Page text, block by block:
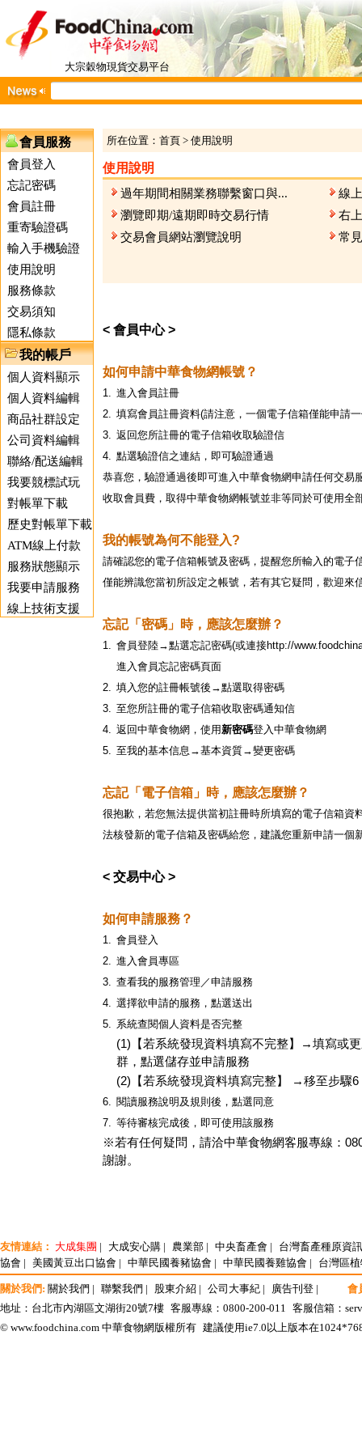
大宗穀物現貨交易平台
會員服務
會員登入
忘記密碼
會員註冊
重寄驗證碼
輸入手機驗證
使用說明
服務條款
交易須知
隱私條款
我的帳戶
個人資料顯示
個人資料編輯
商品社群設定
公司資料編輯
聯絡/配送編輯
我要競標試玩
對帳單下載
歷史對帳單下載
ATM線上付款
服務狀態顯示
我要申請服務
線上技術支援
所在位置： 首頁 > 使用說明
使用說明
過年期間相關業務聯繫窗口與...
瀏覽即期/遠期即時交易行情
交易會員網站瀏覽說明
線
右
常
< 會員中心 >
如何申請中華食物網帳號？
1. 進入會員註冊
2. 填寫會員註冊資料(請注意，一個電子信箱僅能申請
3. 返回您所註冊的電子信箱收取驗證信
4. 點選驗證信之連結，即可驗證通過
恭喜您，驗證通過後即可進入中華食物網申請任何交易
收取會員費，取得中華食物網帳號並非等同於可使用全
我的帳號為何不能登入?
請確認您的電子信箱帳號及密碼，提醒您所輸入的電子
僅能辨識您當初所設定之帳號，若有其它疑問，歡迎來
忘記「密碼」時，應該怎麼辦？
1. 會員登陸→點選忘記密碼(或連接http://
進入會員忘記密碼頁面
2. 填入您的註冊帳號後→點選取得密碼
3. 至您所註冊的電子信箱收取密碼通知信
4. 返回中華食物網，使用新密碼登入中華食物網
5. 至我的基本信息→基本資質→變更密碼
忘記「電子信箱」時，應該怎麼辦？
很抱歉，若您無法提供當初註冊時所填寫的電子信箱資
法核發新的電子信箱及密碼給您，建議您重新申請一個
< 交易中心 >
如何申請服務？
1. 會員登入
2. 進入會員專區
3. 查看我的服務管理／申請服務
4. 選擇欲申請的服務，點選送出
5. 系統查閱個人資料是否完整
(1)【若系統發現資料填寫不完整】→填寫或
群，點選儲存並申請服務
(2)【若系統發現資料填寫完整】 →移至步驟6
6. 閱讀服務說明及規則後，點選同意
7. 等待審核完成後，即可使用該服務
※若有任何疑問，請洽中華食物網客服專線：
謝謝。
友情連結： 大成集團 | 大成安心購 | 農業部 | 中央畜產會 |
台灣畜產種原資
協會 | 美國黃豆出口協會 | 中華民國養豬協會 | 中華民國養雞協會 | 台灣區
關於我們: 關於我們 | 聯繫我們 | 股東介紹 | 公司大事紀 | 廣告刊登 |
會
地址：台北市內湖區文湖街20號7樓 客服專線：0800-200-011 客服信箱：
© www.foodchina.com 中華食物網版權所有 建議使用ie7.0以上版本在